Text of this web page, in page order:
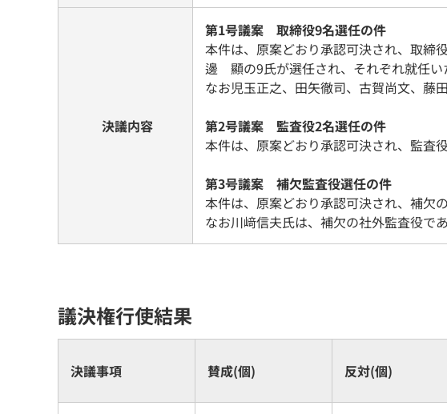
決議内容
第1号議案 取締役9名選任の件
本件は、原案どおり承認可決され、取
邊 顯の9氏が選任され、それぞれ就任い
なお児玉正之、田矢徹司、古賀尚文、
第2号議案 監査役2名選任の件
本件は、原案どおり承認可決され、監査
第3号議案 補欠監査役選任の件
本件は、原案どおり承認可決され、補欠
なお川﨑信夫氏は、補欠の社外監査役であ
議決権行使結果
決議事項 賛成(個) 反対(個)